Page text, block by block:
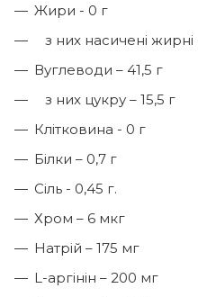
Жири - 0 г
з них насичені жирні
Вуглеводи – 41,5 г
з них цукру – 15,5 г
Клітковина - 0 г
Білки – 0,7 г
Сіль - 0,45 г.
Хром – 6 мкг
Натрій – 175 мг
L-аргінін – 200 мг